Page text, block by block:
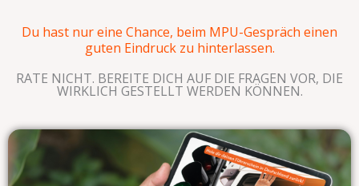
Du hast nur eine Chance, beim MPU-Gespräch einen
guten Eindruck zu hinterlassen.
RATE NICHT. BEREITE DICH AUF DIE FRAGEN VOR, DIE
WIRKLICH GESTELLT WERDEN KÖNNEN.